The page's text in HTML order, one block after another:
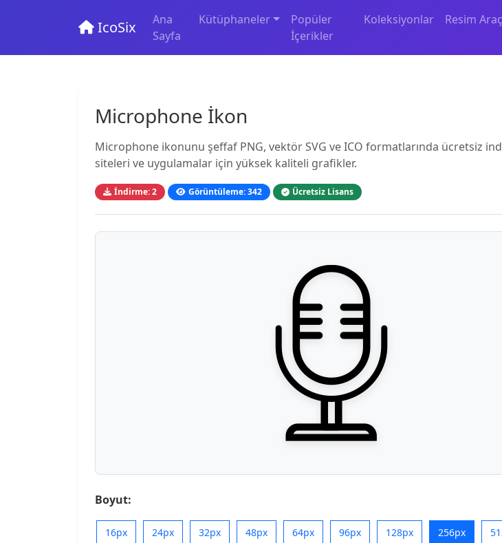
IcoSix
Ana
Sayfa
Kütüphaneler
Popüler
İçerikler
Koleksiyonlar Resim
Microphone İkon
Microphone ikonunu şeffaf PNG, vektör SVG ve ICO formatlarında ücretsiz
siteleri ve uygulamalar için yüksek kaliteli grafikler.
İndirme: 2 Görüntüleme: 342 Ücretsiz Lisans
Boyut:
16px 24px 32px 48px 64px 96px 128px 256px